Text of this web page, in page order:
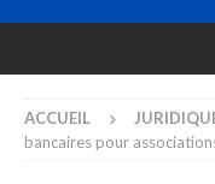
ACCUEIL
bancaires pour